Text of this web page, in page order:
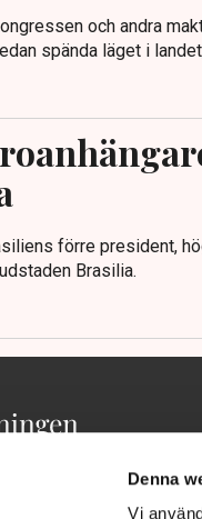
Denna
Vi
och andra
spända läget i
förre president,
Brasilia.